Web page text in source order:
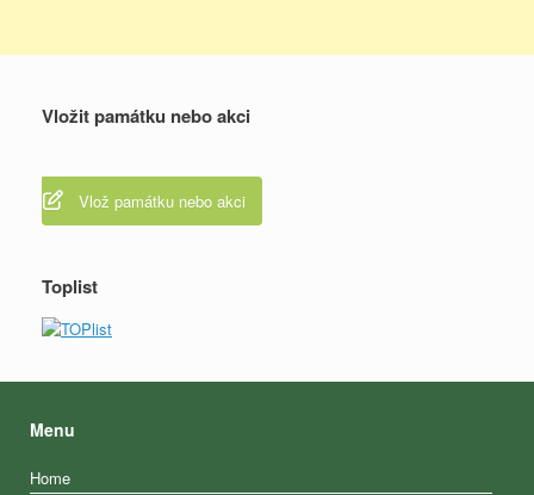
Vložit památku nebo akci
Vlož památku nebo akci
Toplist
Menu
Home